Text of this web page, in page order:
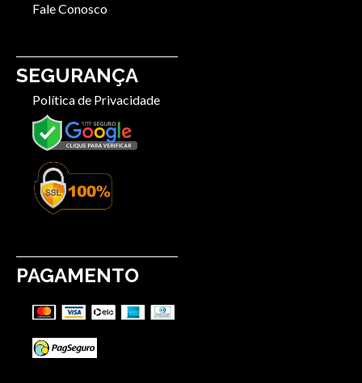
Fale Conosco
SEGURANÇA
Política de Privacidade
PAGAMENTO